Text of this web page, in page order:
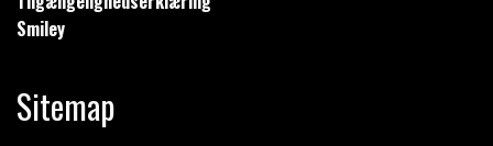
Smiley
Sitemap